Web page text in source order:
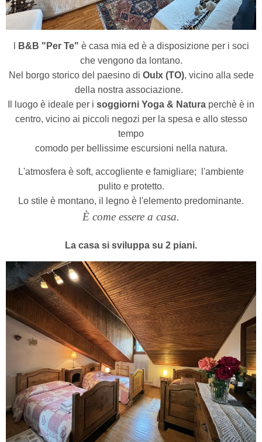
B&B "Per Te" è casa mia ed è a disposizione per i soci
che vengono da lontano.
Nel borgo storico del paesino di Oulx (TO), vicino alla sede
della nostra associazione.
Il luogo è ideale per i soggiorni Yoga & Natura perchè è in
centro, vicino ai piccoli negozi per la spesa e allo stesso
tempo
comodo per bellissime escursioni nella natura.
L'atmosfera è soft, accogliente e famigliare; l'ambiente
pulito e protetto.
Lo stile è montano, il legno è l'elemento predominante.
È come essere a casa.
La casa si sviluppa su 2 piani.